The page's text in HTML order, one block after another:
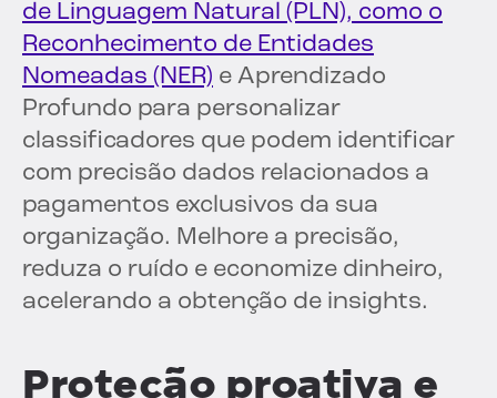
de Linguagem Natural (PLN), como o
Reconhecimento de Entidades
Nomeadas (NER) e Aprendizado
Profundo para personalizar
classificadores que podem identificar
com precisão dados relacionados a
pagamentos exclusivos da sua
organização. Melhore a precisão,
reduza o ruído e economize dinheiro,
acelerando a obtenção de insights.
Proteção proativa e